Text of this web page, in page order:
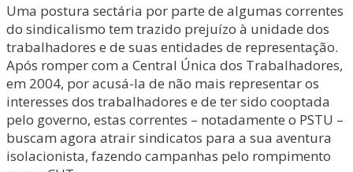
Uma postura sectária por parte de algumas correntes
do sindicalismo tem trazido prejuízo à unidade dos
trabalhadores e de suas entidades de representação.
Após romper com a Central Única dos Trabalhadores,
em 2004, por acusá-la de não mais representar os
interesses dos trabalhadores e de ter sido cooptada
pelo governo, estas correntes – notadamente o PSTU –
buscam agora atrair sindicatos para a sua aventura
isolacionista, fazendo campanhas pelo rompimento